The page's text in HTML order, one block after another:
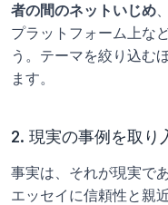
者の間のネットいじめ、
プラットフォーム上な
う。テーマを絞り込む
ます。
2. 現実の事例を取り
事実は、それが現実で
エッセイに信頼性と親